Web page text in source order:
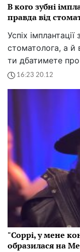
В кого зубні
правда від
Успіх
стоматолога, а й
ти дбатимете
16:23 20.12
"Соррі, у мене
образилася на